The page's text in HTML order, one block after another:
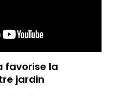
favorise la
jardin